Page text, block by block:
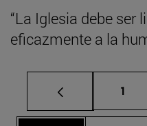
“La Iglesia debe ser
eficazmente a la
1